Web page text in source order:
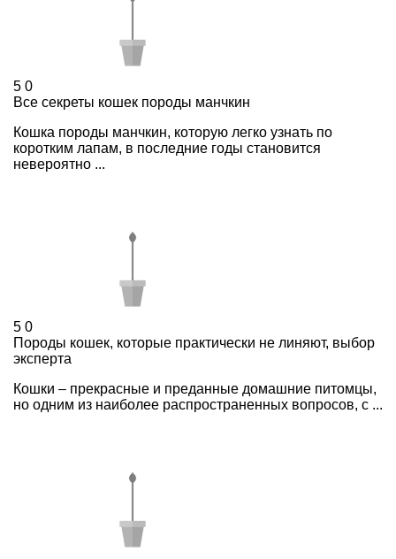
5 0
Все секреты кошек породы манчкин
Кошка породы манчкин, которую легко узнать по
коротким лапам, в последние годы становится
невероятно ...
5 0
Породы кошек, которые практически не линяют, выбор
эксперта
Кошки – прекрасные и преданные домашние питомцы,
но одним из наиболее распространенных вопросов, с ...